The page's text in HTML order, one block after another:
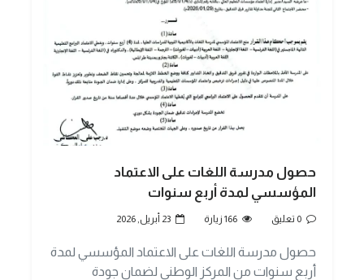
حصول مدرسة اللغات على الاعتماد
المؤسسي لمدة أربع سنوات
0 تعليق 166 زيارة 23 أبريل, 2026
حصول مدرسة اللغات على الاعتماد المؤسسي لمدة
أربع سنوات من المركز الوطني لضمان جودة